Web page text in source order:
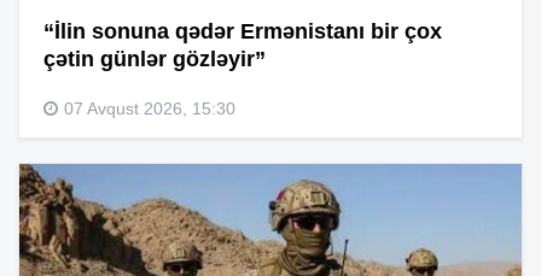
“İlin sonuna qədər Ermənistanı bir çox
çətin günlər gözləyir”
07 Avqust 2026, 15:30